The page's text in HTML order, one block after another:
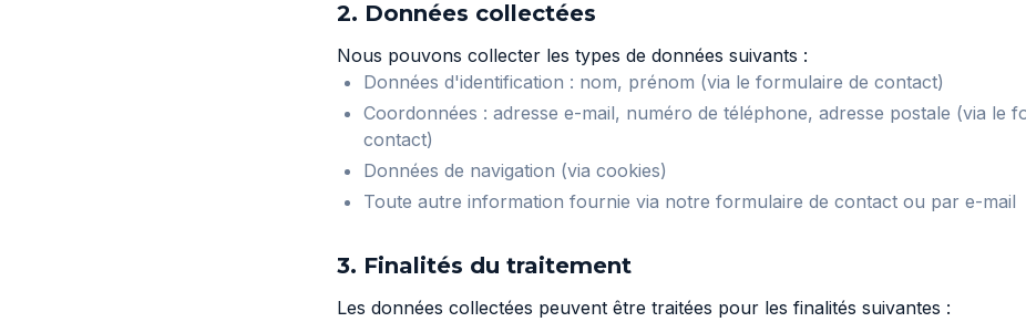
2. Données collectées
Nous pouvons collecter les types de données suivants :
Données d'identification : nom, prénom (via le formulaire de contact)
Coordonnées : adresse e-mail, numéro de téléphone, adresse postale (via le
contact)
Données de navigation (via cookies)
Toute autre information fournie via notre formulaire de contact ou par e-mail
3. Finalités du traitement
Les données collectées peuvent être traitées pour les finalités suivantes :